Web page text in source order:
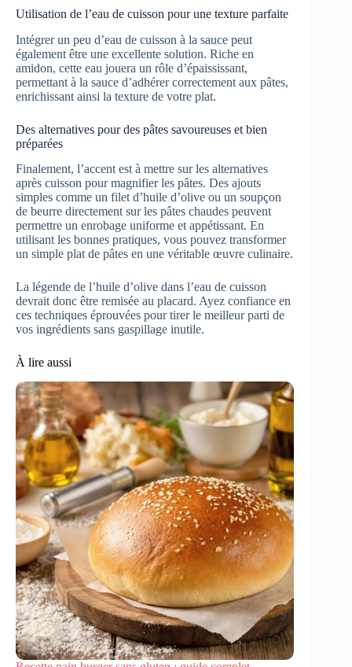
Utilisation de l’eau de cuisson pour une texture parfaite
Intégrer un peu d’eau de cuisson à la sauce peut
également être une excellente solution. Riche en
amidon, cette eau jouera un rôle d’épaississant,
permettant à la sauce d’adhérer correctement aux pâtes,
enrichissant ainsi la texture de votre plat.
Des alternatives pour des pâtes savoureuses et bien
préparées
Finalement, l’accent est à mettre sur les alternatives
après cuisson pour magnifier les pâtes. Des ajouts
simples comme un filet d’huile d’olive ou un soupçon
de beurre directement sur les pâtes chaudes peuvent
permettre un enrobage uniforme et appétissant. En
utilisant les bonnes pratiques, vous pouvez transformer
un simple plat de pâtes en une véritable œuvre culinaire.
La légende de l’huile d’olive dans l’eau de cuisson
devrait donc être remisée au placard. Ayez confiance en
ces techniques éprouvées pour tirer le meilleur parti de
vos ingrédients sans gaspillage inutile.
À lire aussi